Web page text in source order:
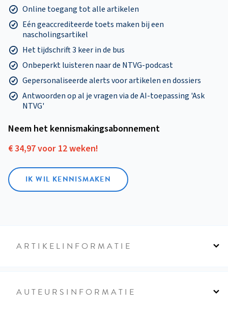
Online toegang tot alle artikelen
Eén geaccrediteerde toets maken bij een
nascholingsartikel
Het tijdschrift 3 keer in de bus
Onbeperkt luisteren naar de NTVG-podcast
Gepersonaliseerde alerts voor artikelen en dossiers
Antwoorden op al je vragen via de AI-toepassing 'Ask
NTVG'
Neem het kennismakings­abonnement
€ 34,97 voor 12 weken!
IK WIL KENNISMAKEN
ARTIKELINFORMATIE
AUTEURSINFORMATIE